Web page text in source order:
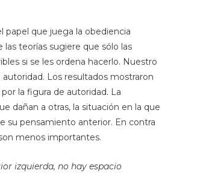
papel que juega la obediencia
las teorías sugiere que sólo las
si se les ordena hacerlo. Nuestro
Los resultados mostraron
la figura de autoridad. La
dañan a otras, la situación en la que
su pensamiento anterior. En contra
menos importantes.
izquierda, no hay espacio